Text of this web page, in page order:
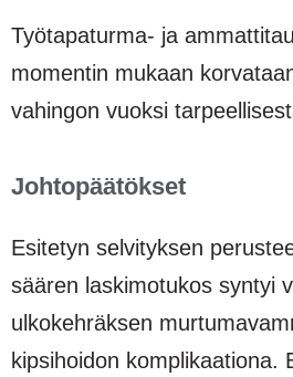
Työtapaturma- ja
momentin mukaan
vahingon vuoksi
Johtopäätökset
Esitetyn selvityksen
säären laskimotukos syntyi
ulkokehräksen
kipsihoidon komplikaationa.